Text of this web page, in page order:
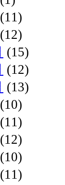
(11)
(12)
(15)
(12)
(13)
(10)
(11)
(12)
(10)
(11)